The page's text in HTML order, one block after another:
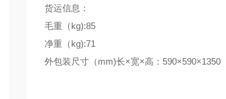
货运信息：
毛重（kg):85
净重（kg):71
外包装尺寸（mm)长×宽×高：590×590×1350